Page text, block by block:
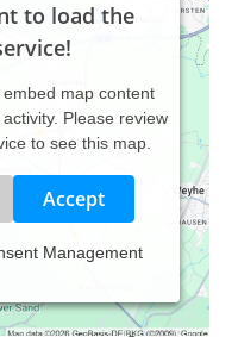
to load the
map content
Please review
to see this map.
Accept
Management
und Feiertagen im